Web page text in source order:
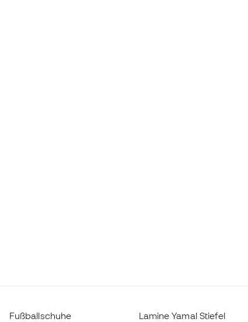
Fußballschuhe
Lamine Yamal Stiefel